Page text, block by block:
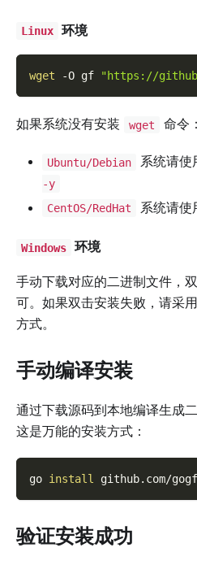
Linux 环境
wget -O gf "https://
如果系统没有安装 wget 命令：
Ubuntu/Debian 系统请使
-y
CentOS/RedHat
系统请使
Windows 环境
手动下载对应的二进制文件，
可。如果双击安装失败，请采
方式。
手动编译安装
通过下载源码到本地编译生成
这是万能的安装方式：
go install github.com/
验证安装成功